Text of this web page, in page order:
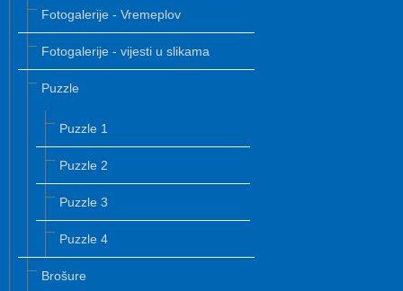
Fotogalerije - Vremeplov
Fotogalerije - vijesti u slikama
Puzzle
Puzzle 1
Puzzle 2
Puzzle 3
Puzzle 4
Brošure